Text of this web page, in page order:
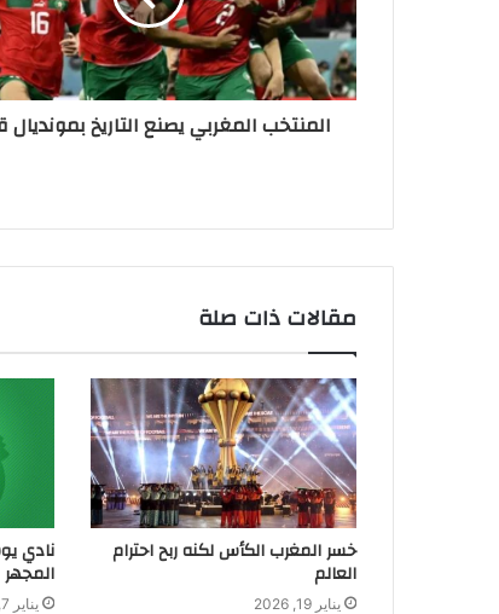
المنتخب المغربي يصنع التاريخ بمونديال
مقالات ذات صلة
خسر المغرب الكأس لكنه ربح احترام
العالم
يناير 19, 2026
نادي
المجهر
يناير 7, 2024